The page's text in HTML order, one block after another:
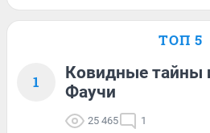
ТОП 5
1
Ковидные тайны
Фаучи
25 465 1